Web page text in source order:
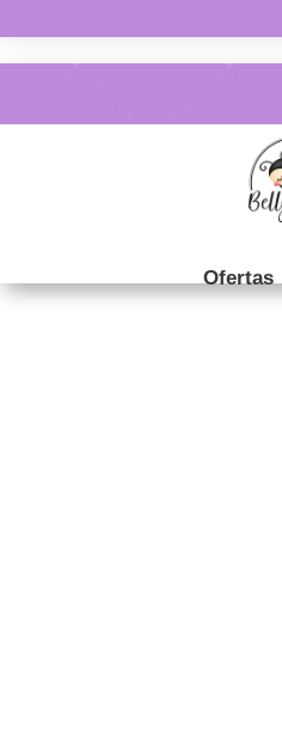
Ofertas